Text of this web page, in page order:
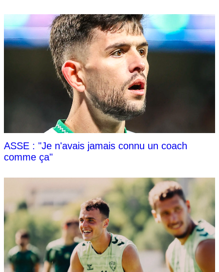
ASSE : "Je n'avais jamais connu un coach
comme ça"